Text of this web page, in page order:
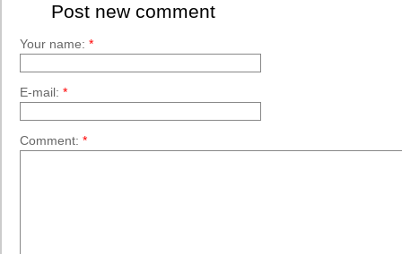
Post new comment
Your name: *
E-mail: *
Comment: *